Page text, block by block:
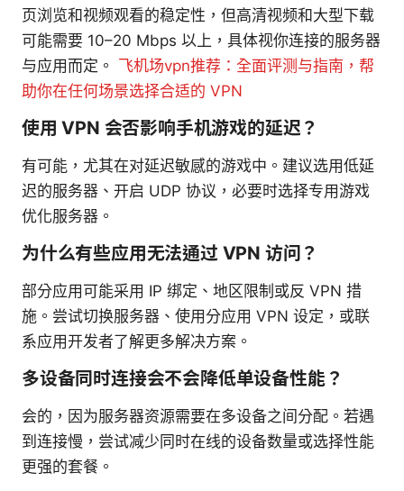
页浏览和视频观看的稳定性，但高清视频和大型下载
可能需要 10–20 Mbps 以上，具体视你连接的服务器
与应用而定。 飞机场vpn推荐：全面评测与指南，帮
助你在任何场景选择合适的 VPN
使用 VPN 会否影响手机游戏的延迟？
有可能，尤其在对延迟敏感的游戏中。建议选用低延
迟的服务器、开启 UDP 协议，必要时选择专用游戏
优化服务器。
为什么有些应用无法通过 VPN 访问？
部分应用可能采用 IP 绑定、地区限制或反 VPN 措
施。尝试切换服务器、使用分应用 VPN 设定，或联
系应用开发者了解更多解决方案。
多设备同时连接会不会降低单设备性能？
会的，因为服务器资源需要在多设备之间分配。若遇
到连接慢，尝试减少同时在线的设备数量或选择性能
更强的套餐。